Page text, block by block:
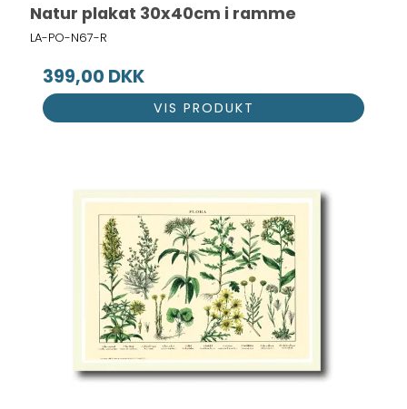
Natur plakat 30x40cm i ramme
LA-PO-N67-R
399,00 DKK
VIS PRODUKT